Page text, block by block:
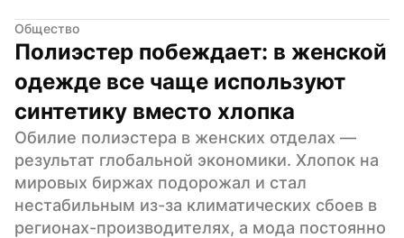
Общество
Полиэстер побеждает: в женской
одежде все чаще используют
синтетику вместо хлопка
Обилие полиэстера в женских отделах —
результат глобальной экономики. Хлопок на
мировых биржах подорожал и стал
нестабильным из-за климатических сбоев в
регионах-производителях, а мода постоянно